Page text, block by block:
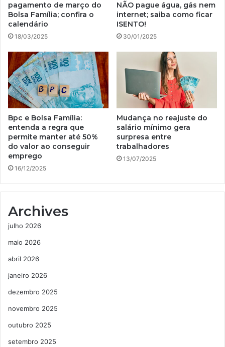
pagamento de março do
Bolsa Família; confira o
calendário
18/03/2025
NÃO pague água, gás nem
internet; saiba como ficar
ISENTO!
30/01/2025
Bpc e Bolsa Família:
entenda a regra que
permite manter até 50%
do valor ao conseguir
emprego
16/12/2025
Mudança no reajuste do
salário mínimo gera
surpresa entre
trabalhadores
13/07/2025
Archives
julho 2026
maio 2026
abril 2026
janeiro 2026
dezembro 2025
novembro 2025
outubro 2025
setembro 2025